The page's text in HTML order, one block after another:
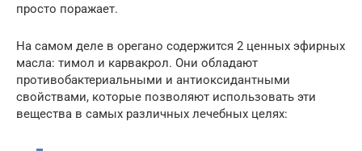
просто поражает.
На самом деле в орегано содержится 2 ценных эфирных
масла: тимол и карвакрол. Они обладают
противобактериальными и антиоксидантными
свойствами, которые позволяют использовать эти
вещества в самых различных лечебных целях: